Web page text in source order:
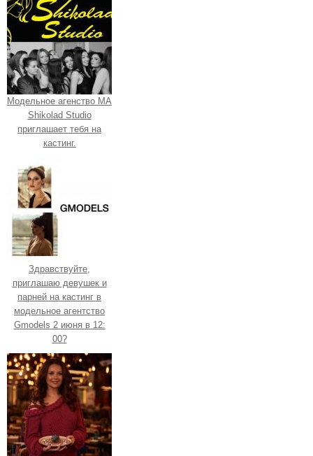
Модельное агенство МА
Shikolad Studio
приглашает тебя на
кастинг.
Здравствуйте,
приглашаю девушек и
парней на кастинг в
модельное агентство
Gmodels 2 июня в 12:
00?